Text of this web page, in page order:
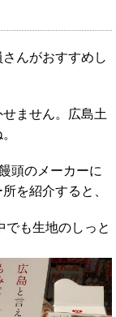
んがおすすめし
ません。広島土
頭のメーカーに
を紹介すると、
でも生地のしっと